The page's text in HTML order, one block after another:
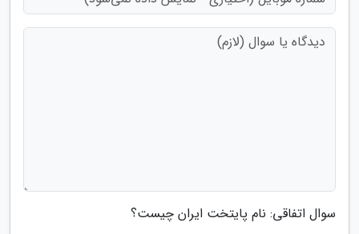
سوال اتفاقی: نام پایتخت ایران چیست؟